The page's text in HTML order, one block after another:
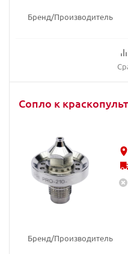
Бренд/Производитель
Сопло к
Бренд/Производитель